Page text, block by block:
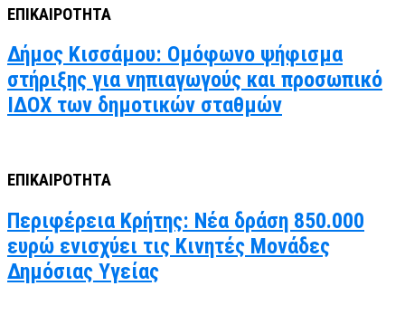
ΕΠΙΚΑΙΡΟΤΗΤΑ
Δήμος Κισσάμου: Ομόφωνο ψήφισμα
στήριξης για νηπιαγωγούς και προσωπικό
ΙΔΟΧ των δημοτικών σταθμών
ΕΠΙΚΑΙΡΟΤΗΤΑ
Περιφέρεια Κρήτης: Νέα δράση 850.000
ευρώ ενισχύει τις Κινητές Μονάδες
Δημόσιας Υγείας